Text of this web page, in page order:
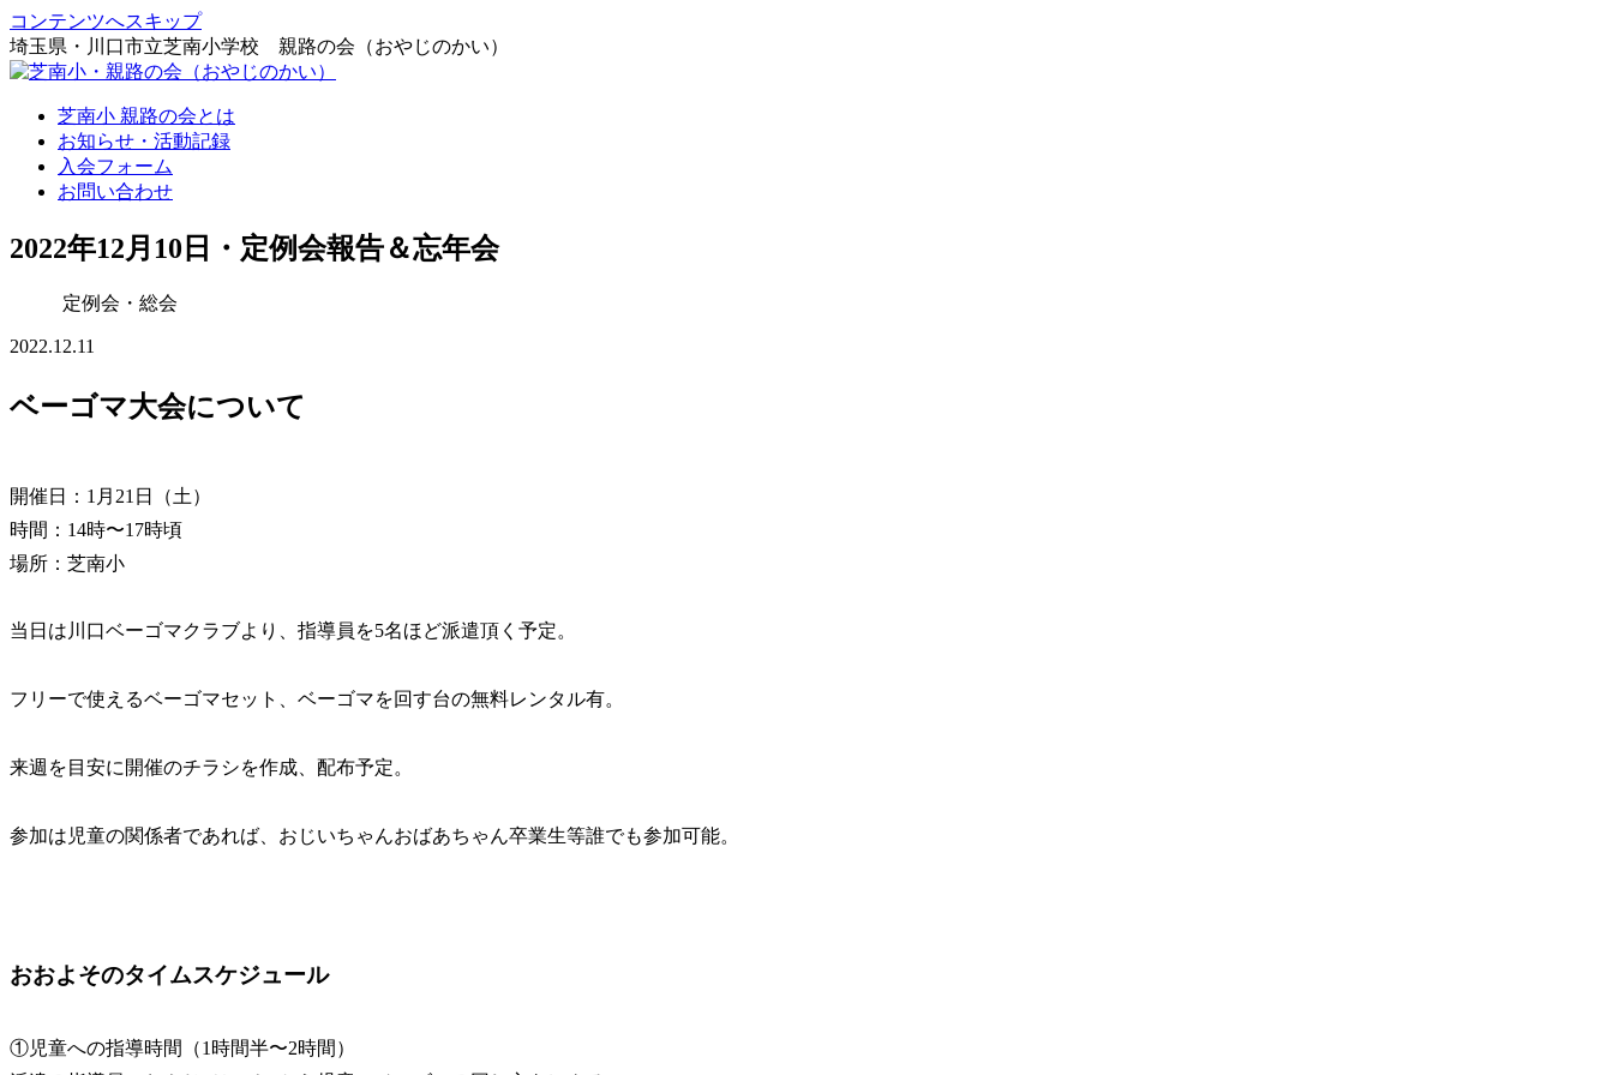
コンテンツへスキップ
埼玉県・川口市立芝南小学校 親路の会（おやじのかい）
芝南小 親路の会とは
お知らせ・活動記録
入会フォーム
お問い合わせ
2022年12月10日・定例会報告＆忘年会
定例会・総会
2022.12.11
ベーゴマ大会について
開催日：1月21日（土）
時間：14時〜17時頃
場所：芝南小
当日は川口ベーゴマクラブより、指導員を5名ほど派遣頂く予定。
フリーで使えるベーゴマセット、ベーゴマを回す台の無料レンタル有。
来週を目安に開催のチラシを作成、配布予定。
参加は児童の関係者であれば、おじいちゃんおばあちゃん卒業生等誰でも参加可能。
おおよそのタイムスケジュール
①児童への指導時間（1時間半〜2時間）